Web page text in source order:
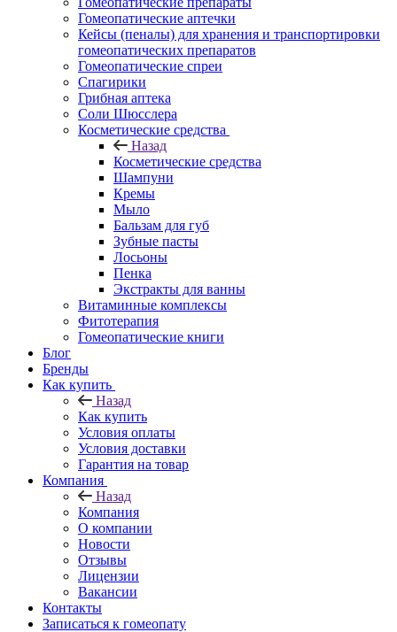
Гомеопатические аптечки
Кейсы (пеналы) для хранения и транспортировки
гомеопатических препаратов
Гомеопатические спреи
Спагирики
Грибная аптека
Соли Шюсслера
Косметические средства
Назад
Косметические средства
Шампуни
Кремы
Мыло
Бальзам для губ
Зубные пасты
Лосьоны
Пенка
Экстракты для ванны
Витаминные комплексы
Фитотерапия
Гомеопатические книги
Блог
Бренды
Как купить
Назад
Как купить
Условия оплаты
Условия доставки
Гарантия на товар
Компания
Назад
Компания
О компании
Новости
Отзывы
Лицензии
Вакансии
Контакты
Записаться к гомеопату